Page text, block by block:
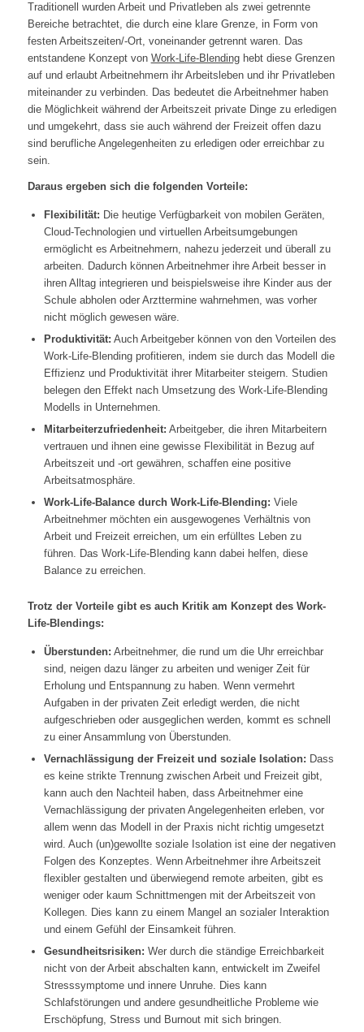
Traditionell wurden Arbeit und Privatleben als zwei getrennte
Bereiche betrachtet, die durch eine klare Grenze, in Form von
festen Arbeitszeiten/-Ort, voneinander getrennt waren. Das
entstandene Konzept von Work-Life-Blendinghebt diese Grenzen
auf und erlaubt Arbeitnehmern ihr Arbeitsleben und ihr Privatleben
miteinander zu verbinden. Das bedeutet die Arbeitnehmer haben
die Möglichkeit während der Arbeitszeit private Dinge zu erledigen
und umgekehrt, dass sie auch während der Freizeit offen dazu
sind berufliche Angelegenheiten zu erledigen oder erreichbar zu
sein.
Daraus ergeben sich die folgenden Vorteile:
Flexibilität: Die heutige Verfügbarkeit von mobilen Geräten,
Cloud-Technologien und virtuellen Arbeitsumgebungen
ermöglicht es Arbeitnehmern, nahezu jederzeit und überall zu
arbeiten. Dadurch können Arbeitnehmer ihre Arbeit besser in
ihren Alltag integrieren und beispielsweise ihre Kinder aus der
Schule abholen oder Arzttermine wahrnehmen, was vorher
nicht möglich gewesen wäre.
Produktivität: Auch Arbeitgeber können von den Vorteilen des
Work-Life-Blending profitieren, indem sie durch das Modell die
Effizienz und Produktivität ihrer Mitarbeiter steigern. Studien
belegen den Effekt nach Umsetzung des Work-Life-Blending
Modells in Unternehmen.
Mitarbeiterzufriedenheit: Arbeitgeber, die ihren Mitarbeitern
vertrauen und ihnen eine gewisse Flexibilität in Bezug auf
Arbeitszeit und -ort gewähren, schaffen eine positive
Arbeitsatmosphäre.
Work-Life-Balance durch Work-Life-Blending: Viele
Arbeitnehmer möchten ein ausgewogenes Verhältnis von
Arbeit und Freizeit erreichen, um ein erfülltes Leben zu
führen. Das Work-Life-Blending kann dabei helfen, diese
Balance zu erreichen.
Trotz der Vorteile gibt es auch Kritik am Konzept des Work-
Life-Blendings:
Überstunden: Arbeitnehmer, die rund um die Uhr erreichbar
sind, neigen dazu länger zu arbeiten und weniger Zeit für
Erholung und Entspannung zu haben. Wenn vermehrt
Aufgaben in der privaten Zeit erledigt werden, die nicht
aufgeschrieben oder ausgeglichen werden, kommt es schnell
zu einer Ansammlung von Überstunden.
Vernachlässigung der Freizeit und soziale Isolation: Dass
es keine strikte Trennung zwischen Arbeit und Freizeit gibt,
kann auch den Nachteil haben, dass Arbeitnehmer eine
Vernachlässigung der privaten Angelegenheiten erleben, vor
allem wenn das Modell in der Praxis nicht richtig umgesetzt
wird. Auch (un)gewollte soziale Isolation ist eine der negativen
Folgen des Konzeptes. Wenn Arbeitnehmer ihre Arbeitszeit
flexibler gestalten und überwiegend remote arbeiten, gibt es
weniger oder kaum Schnittmengen mit der Arbeitszeit von
Kollegen. Dies kann zu einem Mangel an sozialer Interaktion
und einem Gefühl der Einsamkeit führen.
Gesundheitsrisiken: Wer durch die ständige Erreichbarkeit
nicht von der Arbeit abschalten kann, entwickelt im Zweifel
Stresssymptome und innere Unruhe. Dies kann
Schlafstörungen und andere gesundheitliche Probleme wie
Erschöpfung, Stress und Burnout mit sich bringen.